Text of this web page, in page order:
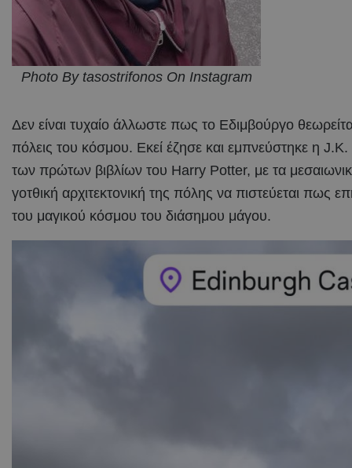
Photo By tasostrifonos On Instagram
Δεν είναι τυχαίο άλλωστε πως το Εδιμβούργο
πόλεις του κόσμου. Εκεί έζησε και εμπνεύστηκε η
των πρώτων βιβλίων του Harry Potter, με τα
γοτθική αρχιτεκτονική της πόλης να πιστεύεται πως
του μαγικού κόσμου του διάσημου μάγου.